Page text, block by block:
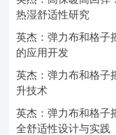
热湿舒适性研究
英杰：弹力布和格子
的应用开发
英杰：弹力布和格子
升技术
英杰：弹力布和格子
全舒适性设计与实践